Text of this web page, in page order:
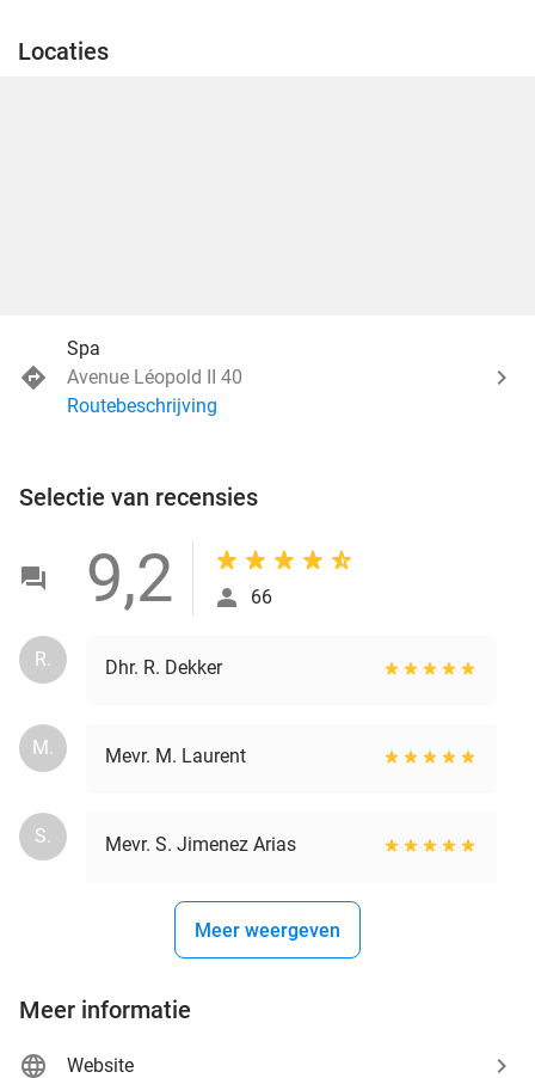
Locaties
Spa
Avenue Léopold II 40
Routebeschrijving
Selectie van recensies
9,2 66
R. Dhr. R. Dekker
M. Mevr. M. Laurent
S. Mevr. S. Jimenez Arias
Meer weergeven
Meer informatie
Website